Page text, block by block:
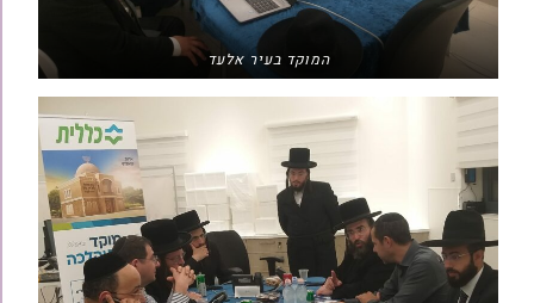
המוקד בעיר אלעד